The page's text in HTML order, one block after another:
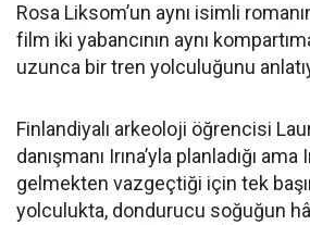
Rosa Liksom’un aynı isimli
film iki yabancının aynı
uzunca bir tren yolculuğunu
Finlandiyalı arkeoloji öğrencisi
danışmanı Irına’yla planladığı
gelmekten vazgeçtiği için tek
yolculukta, dondurucu soğuğun